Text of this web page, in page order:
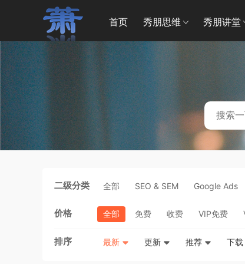
首页 秀朋思维 秀朋讲堂
二级分类 全部 SEO & SEM Google Ads
价格 全部 免费 收费 VIP免费
排序 最新 更新 推荐 下载